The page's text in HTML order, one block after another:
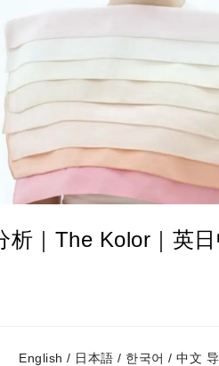
析｜The Kolor｜英
English / 日本語 / 한국어 / 中文